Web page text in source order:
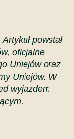
powstał
oficjalne
Uniejów oraz
Uniejów. W
wyjazdem